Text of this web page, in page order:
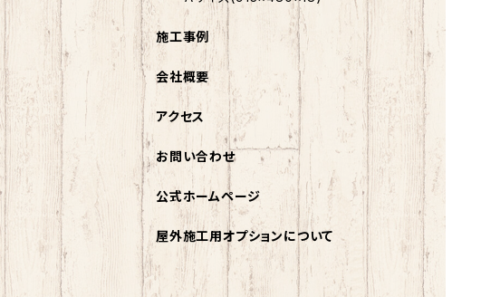
施工事例
会社概要
アクセス
お問い合わせ
公式ホームページ
屋外施工用オプションについて